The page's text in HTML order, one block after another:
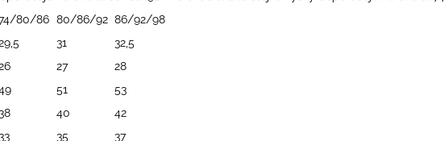
80/86 80/86/92 86/92/98
31
32,5
27
28
51
53
40
42
35
37
S